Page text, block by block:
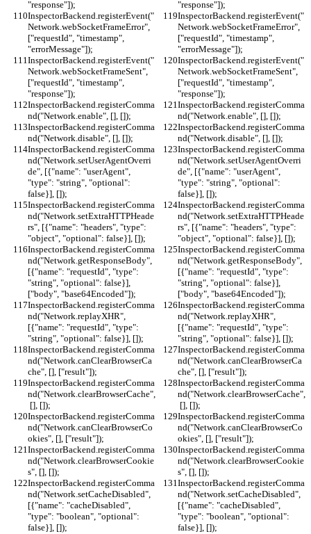
"response"]);
"response"]);
InspectorBackend.registerEvent("
Network.webSocketFrameError",
["requestId", "timestamp",
"errorMessage"]);
InspectorBackend.registerEvent("
Network.webSocketFrameError",
["requestId", "timestamp",
"errorMessage"]);
InspectorBackend.registerEvent("
Network.webSocketFrameSent",
["requestId", "timestamp",
"response"]);
InspectorBackend.registerEvent("
Network.webSocketFrameSent",
["requestId", "timestamp",
"response"]);
InspectorBackend.registerComma
nd("Network.enable", [], []);
InspectorBackend.registerComma
nd("Network.enable", [], []);
InspectorBackend.registerComma
nd("Network.disable", [], []);
InspectorBackend.registerComma
nd("Network.disable", [], []);
InspectorBackend.registerComma
nd("Network.setUserAgentOverri
de", [{"name": "userAgent",
"type": "string", "optional":
false}], []);
InspectorBackend.registerComma
nd("Network.setUserAgentOverri
de", [{"name": "userAgent",
"type": "string", "optional":
false}], []);
InspectorBackend.registerComma
nd("Network.setExtraHTTPHeade
rs", [{"name": "headers", "type":
"object", "optional": false}], []);
InspectorBackend.registerComma
nd("Network.setExtraHTTPHeade
rs", [{"name": "headers", "type":
"object", "optional": false}], []);
InspectorBackend.registerComma
nd("Network.getResponseBody",
[{"name": "requestId", "type":
"string", "optional": false}],
["body", "base64Encoded"]);
InspectorBackend.registerComma
nd("Network.getResponseBody",
[{"name": "requestId", "type":
"string", "optional": false}],
["body", "base64Encoded"]);
InspectorBackend.registerComma
nd("Network.replayXHR",
[{"name": "requestId", "type":
"string", "optional": false}], []);
InspectorBackend.registerComma
nd("Network.replayXHR",
[{"name": "requestId", "type":
"string", "optional": false}], []);
InspectorBackend.registerComma
nd("Network.canClearBrowserCa
che", [], ["result"]);
InspectorBackend.registerComma
nd("Network.canClearBrowserCa
che", [], ["result"]);
InspectorBackend.registerComma
nd("Network.clearBrowserCache",
[], []);
InspectorBackend.registerComma
nd("Network.clearBrowserCache",
[], []);
InspectorBackend.registerComma
nd("Network.canClearBrowserCo
okies", [], ["result"]);
InspectorBackend.registerComma
nd("Network.canClearBrowserCo
okies", [], ["result"]);
InspectorBackend.registerComma
nd("Network.clearBrowserCookie
s", [], []);
InspectorBackend.registerComma
nd("Network.clearBrowserCookie
s", [], []);
InspectorBackend.registerComma
nd("Network.setCacheDisabled",
[{"name": "cacheDisabled",
"type": "boolean", "optional":
false}], []);
InspectorBackend.registerComma
nd("Network.setCacheDisabled",
[{"name": "cacheDisabled",
"type": "boolean", "optional":
false}], []);